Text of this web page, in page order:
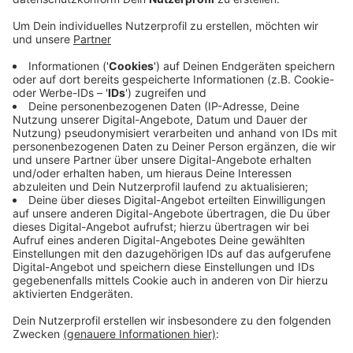
Um mit dem Online-Handel und den großen Ketten
in den Städten und Gemeinden ganz schön etwas
einfallen lassen. In Senden hat sich die
Wirtschaftsförderung jetzt mit ihnen
zusammengesetzt um mal über digitale Möglichkeiten
zu sprechen. Durch das City-Wlan und den lückenlosen
Glasfaserausbau im Ortskern ist eine gute Basis
gelegt. Ein digitaler Gutschein oder ein Online
Marktplatz mit Lieferservice würden sich anbieten. Die
Wirtschaftsförderung plant jetzt ein Modell zu
entwickeln und dann zu schauen, wie das bei den
Händlern ankommt.
Anzeige